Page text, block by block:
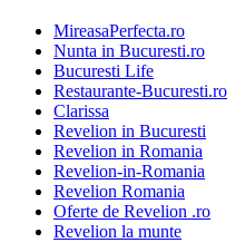
MireasaPerfecta.ro
Nunta in Bucuresti.ro
Bucuresti Life
Restaurante-Bucuresti.ro
Clarissa
Revelion in Bucuresti
Revelion in Romania
Revelion-in-Romania
Revelion Romania
Oferte de Revelion .ro
Revelion la munte